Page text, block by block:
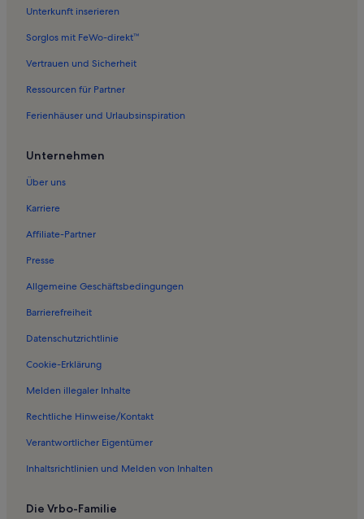
Ferienwohnungen in Goldbach
Ferienwohnungen in Warza
Ferienwohnungen in Pferdingsleben
Ferienwohnungen in Friemar
Ferienwohnungen in Schloss Friedenstein
Ferienwohnungen in Uelleben
Ferienwohnungen in Apfelstädtaue
Ferienwohnungen in Günthersleben
Ferienwohnungen in Schwabhausen
Häuser in Crawinkel
Ferienwohnungen und Apartments in Crawinkel
Ferienunterkünfte für Familien in Erfurt
Häuser in Erfurt
Unterkunft inserieren
Sorglos mit FeWo-direkt™
Vertrauen und Sicherheit
Ressourcen für Partner
Ferienhäuser und Urlaubsinspiration
Unternehmen
Über uns
Karriere
Affiliate-Partner
Presse
Allgemeine Geschäftsbedingungen
Barrierefreiheit
Datenschutzrichtlinie
Cookie-Erklärung
Melden illegaler Inhalte
Rechtliche Hinweise/Kontakt
Verantwortlicher Eigentümer
Inhaltsrichtlinien und Melden von Inhalten
Die Vrbo-Familie